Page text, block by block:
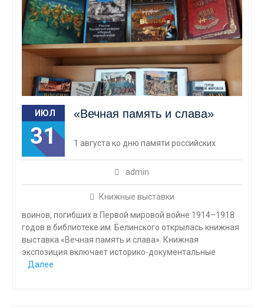
ИЮЛ
31
«Вечная память и слава»
admin
Книжные выставки
1 августа ко дню памяти российских
воинов, погибших в Первой мировой войне 1914–1918
годов в библиотеке им. Белинского открылась книжная
выставка «Вечная память и слава». Книжная
экспозиция включает историко-документальные
Далее